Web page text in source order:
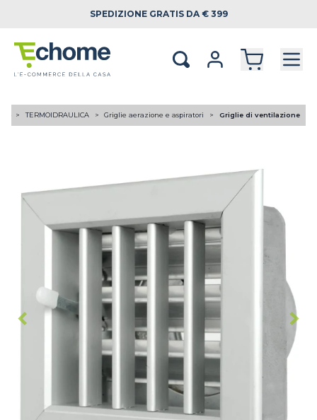
SPEDIZIONE GRATIS DA € 399
TERMOIDRAULICA Griglie aerazione e aspiratori Griglie di ventilazione